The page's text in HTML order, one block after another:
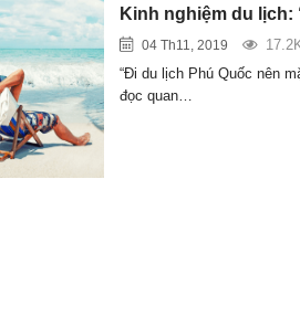
Kinh nghiệm du lịch:
04 Th11, 2019
“Đi du lịch Phú Quốc nên
đọc quan…